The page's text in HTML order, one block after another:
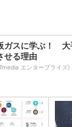
ガスに学ぶ！ 大
せる理由
エンタープライズ)